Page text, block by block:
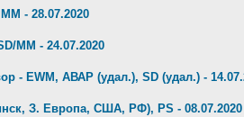
- 28.07.2020
MM - 24.07.2020
- EWM, АВАР (удал.), SD (удал.) -
З. Европа, США, РФ), PS - 08.07.2020